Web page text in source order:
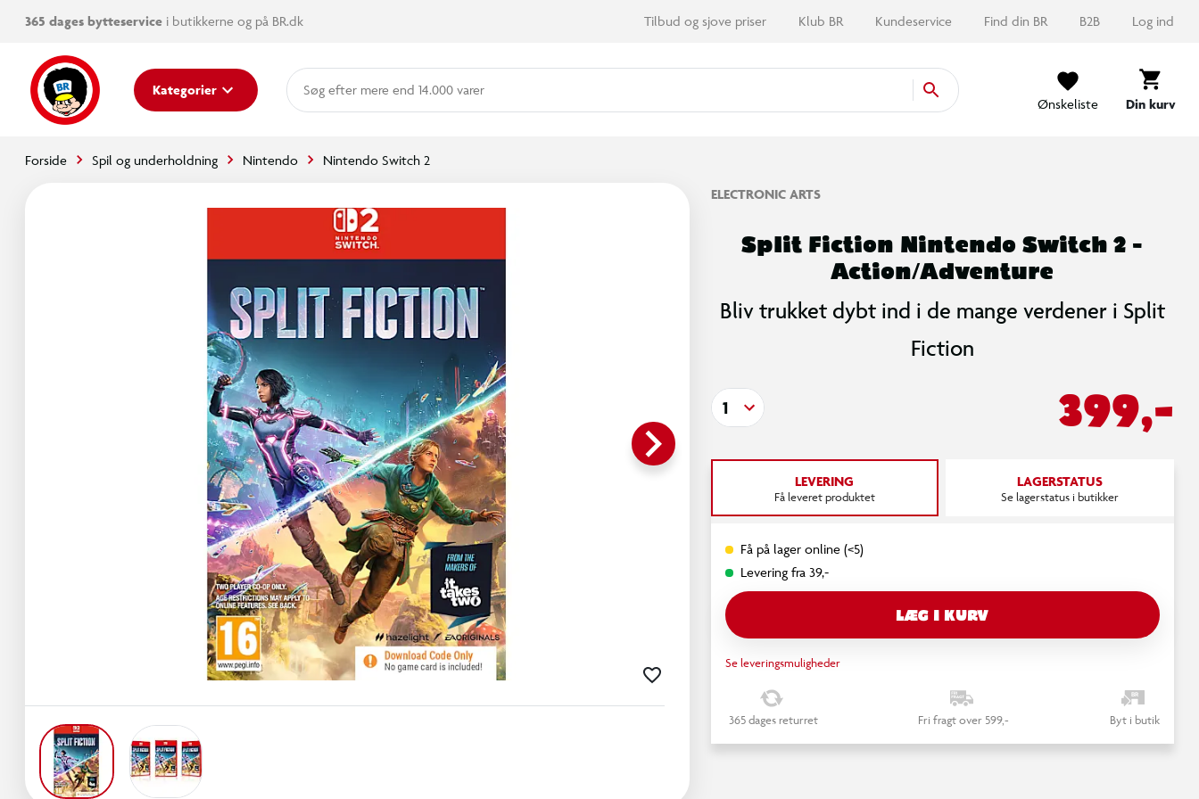
365 dages bytteservice i butikkerne og på BR.dk Tilbud og sjove priser Klub BR Kundeservice Find din BR B2B Log ind
Kategorier
mere end 14.000 varer
Ønskeliste
Din kurv
Forside Spil og underholdning Nintendo Nintendo Switch 2
keyboard_arrow_right
ELECTRONIC ARTS
Split Fiction Nintendo Switch 2 -
Action/Adventure
Bliv trukket dybt ind i de mange verdener i Split
Fiction
399,-
1
LEVERING
Få leveret produktet
LAGERSTATUS
Se lagerstatus i butikker
Få på lager online (<5)
Levering fra 39,-
LÆG I KURV
Se leveringsmuligheder
365 dages returret Fri fragt over 599,- Byt i butik